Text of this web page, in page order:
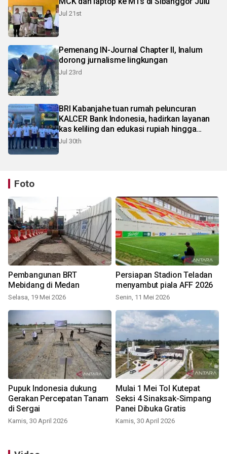
Jul 21st
Pemenang IN-Journal Chapter II, Inalum
dorong jurnalisme lingkungan
Jul 23rd
BRI Kabanjahe tuan rumah peluncuran
KALCER Bank Indonesia, hadirkan layanan
kas keliling dan edukasi rupiah hingga
pelosok Karo
Jul 30th
Foto
Pembangunan BRT
Mebidang di Medan
Selasa, 19 Mei 2026
Persiapan Stadion Teladan
menyambut piala AFF 2026
Senin, 11 Mei 2026
Pupuk Indonesia dukung
Gerakan Percepatan Tanam
di Sergai
Kamis, 30 April 2026
Mulai 1 Mei Tol Kutepat
Seksi 4 Sinaksak-Simpang
Panei Dibuka Gratis
Kamis, 30 April 2026